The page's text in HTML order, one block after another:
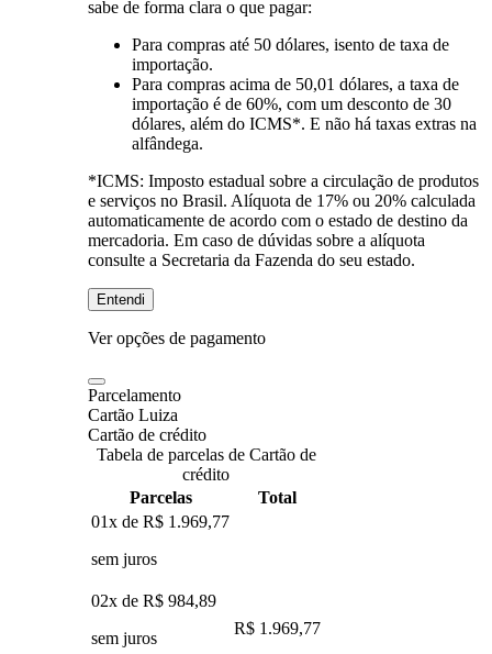
sabe de forma clara o que pagar:
Para compras até 50 dólares, isento de taxa de
importação.
Para compras acima de 50,01 dólares, a taxa de
importação é de 60%, com um desconto de 30
dólares, além do ICMS*. E não há taxas extras na
alfândega.
*ICMS: Imposto estadual sobre a circulação de produtos
e serviços no Brasil. Alíquota de 17% ou 20% calculada
automaticamente de acordo com o estado de destino da
mercadoria. Em caso de dúvidas sobre a alíquota
consulte a Secretaria da Fazenda do seu estado.
Entendi
Ver opções de pagamento
Parcelamento
Cartão Luiza
Cartão de crédito
Tabela de parcelas de Cartão de
crédito
Parcelas
Total
01x de R$ 1.969,77
sem juros
02x de R$ 984,89
sem juros
R$ 1.969,77